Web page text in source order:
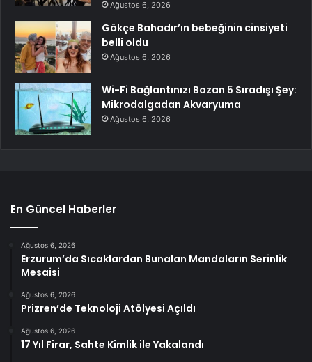
Ağustos 6, 2026
Gökçe Bahadır’ın bebeğinin cinsiyeti
belli oldu
Ağustos 6, 2026
Wi-Fi Bağlantınızı Bozan 5 Sıradışı Şey:
Mikrodalgadan Akvaryuma
Ağustos 6, 2026
En Güncel Haberler
Ağustos 6, 2026
Erzurum’da Sıcaklardan Bunalan Mandaların Serinlik
Mesaisi
Ağustos 6, 2026
Prizren’de Teknoloji Atölyesi Açıldı
Ağustos 6, 2026
17 Yıl Firar, Sahte Kimlik ile Yakalandı